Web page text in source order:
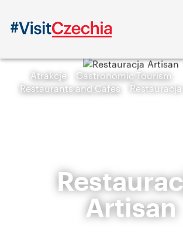
Atrakcje
Gastronomic Tourism
Restaurants and Cafes
Artisan